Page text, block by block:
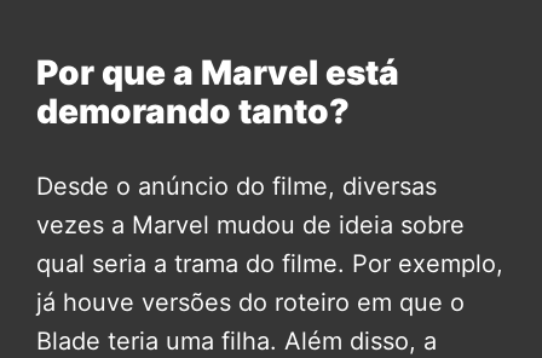
Por que a Marvel está
demorando tanto?
Desde o anúncio do filme, diversas
vezes a Marvel mudou de ideia sobre
qual seria a trama do filme. Por exemplo,
já houve versões do roteiro em que o
Blade teria uma filha. Além disso, a